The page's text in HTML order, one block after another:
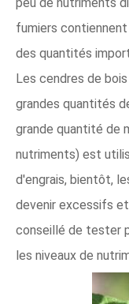
fumiers
des quantités
Les cendres de
grandes quantités
grande quantité de
nutriments) est
d'engrais, bientôt,
devenir excessifs
conseillé de tester
les niveaux de